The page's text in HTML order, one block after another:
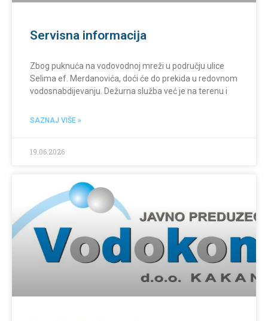
Servisna informacija
Zbog puknuća na vodovodnoj mreži u području ulice
Selima ef. Merdanovića, doći će do prekida u redovnom
vodosnabdijevanju. Dežurna služba već je na terenu i
SAZNAJ VIŠE »
19.06.2026